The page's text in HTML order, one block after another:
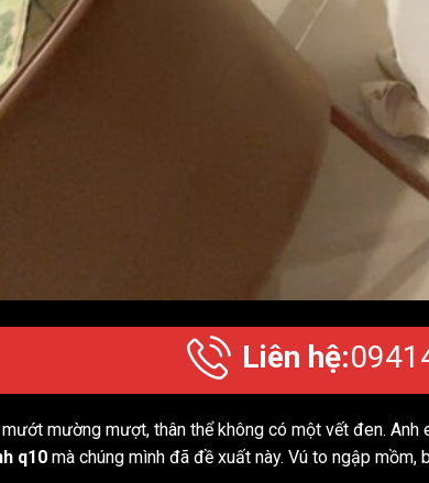
Liên hệ:
mường mượt, thân thể không có một vết đen. Anh
q10 mà chúng mình đã đề xuất này. Vú to ngập